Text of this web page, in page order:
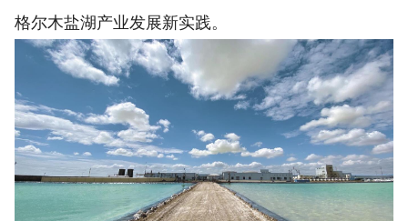
格尔木盐湖产业发展新实践。